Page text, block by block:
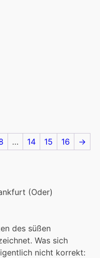
… 14 15 16 →
(Oder)
des süßen
Was sich
nicht korrekt: